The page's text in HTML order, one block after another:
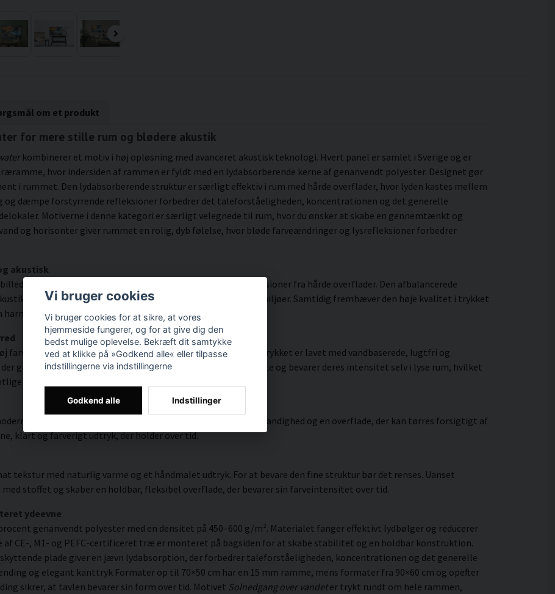
om et produkt
for mere stille rum og blødere akustik
kombinerer et motiv i høj opløsning med avanceret akustisk teknologi. Hvert panel er samlet i Sverige og er
hvor indersiden af rammen er fyldt med en lydabsorberende kerne af genanvendt polyester. Designet gør
i rummet. Den lydabsorberende struktur er særligt effektiv i rum med hårde overflader, hvor lyden kastes mellem
og dæmpe forstyrrende refleksioner forbedrer det taleforståeligheden, koncentrationen og det generelle
Motiverne i denne kategori er særligt velegnede til rum, hvor du ønsker at skabe en gennemtænkt og
og horisonter giver rummet en rolig, dyb følelse, hvor bløde farveændringer og lysrefleksioner forbedrer
akustisk
ved at udjævne efterklang og dæmpe forstyrrende refleksioner fra hårde overflader. Den afbalancerede
i stuer og kontorer samt soveværelser og offentlige miljøer. Samtidig fremhæver den høje kvalitet i trykket
harmonisk stemning i rummet.
farvepræcision og detaljer takket være HP Latex-teknologi. Trykket er lavet med vandbaserede, lugtfri og
giver en opløsning på op til 300 DPI. Farverne er UV-resistente og bevarer deres intensitet selv i lyse rum, hvilket
miljøer.
overflade med høj farvepræcision, fremragende UV-bestandighed og en overflade, der kan tørres forsigtigt af
klart og farverigt udtryk, der holder over tid.
tekstur med naturlig varme og et håndmalet udtryk. For at bevare den fine struktur bør det renses. Uanset
stoffet og skaber en holdbar, fleksibel overflade, der bevarer sin farveintensitet over tid.
ydeevne
genanvendt polyester med en densitet på 450–600 g/m². Materialet fanger effektivt lydbølger og reducerer
af CE-, M1- og PEFC-certificeret træ er monteret på bagsiden for at skabe stabilitet og en holdbar konstruktion.
plade giver en jævn lydabsorption, der forbedrer taleforståeligheden, koncentrationen og det generelle
og elegant kanttryk Formater op til 70×50 cm har en 15 mm ramme, mens formater fra 90×60 cm og opefter
sikrer, at tavlen bevarer sin form over tid. Motivet Solnedgang over vandeter trykt rundt om hele rammen,
Vi bruger cookies
Vi bruger cookies for at sikre, at vores
hjemmeside fungerer, og for at give dig den
bedst mulige oplevelse. Bekræft dit samtykke
ved at klikke på »Godkend alle« eller tilpasse
indstillingerne via indstillingerne
Godkend alle Indstillinger